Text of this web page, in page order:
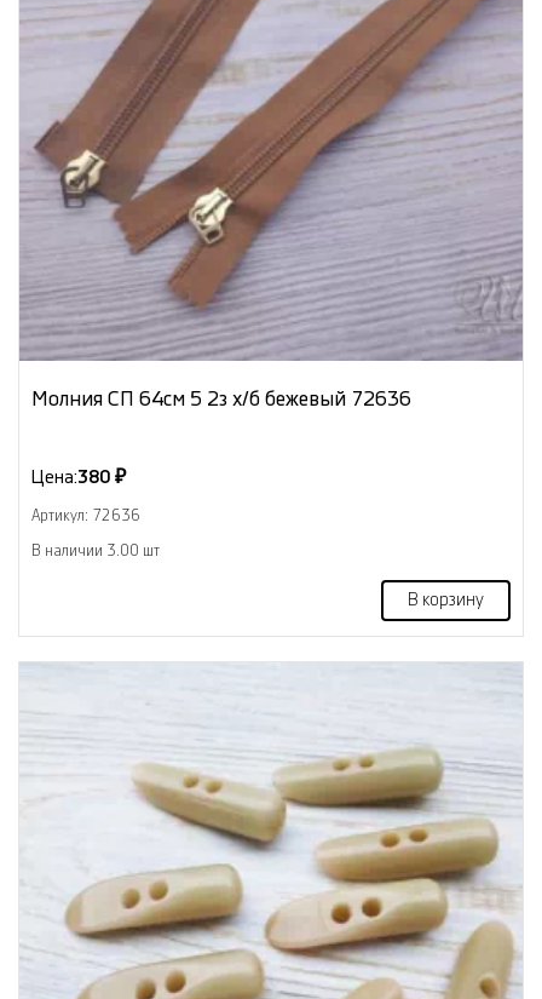
Молния СП 64см 5 2з х/б бежевый 72636
Цена:380 ₽
Артикул: 72636
В наличии 3.00 шт
В корзину